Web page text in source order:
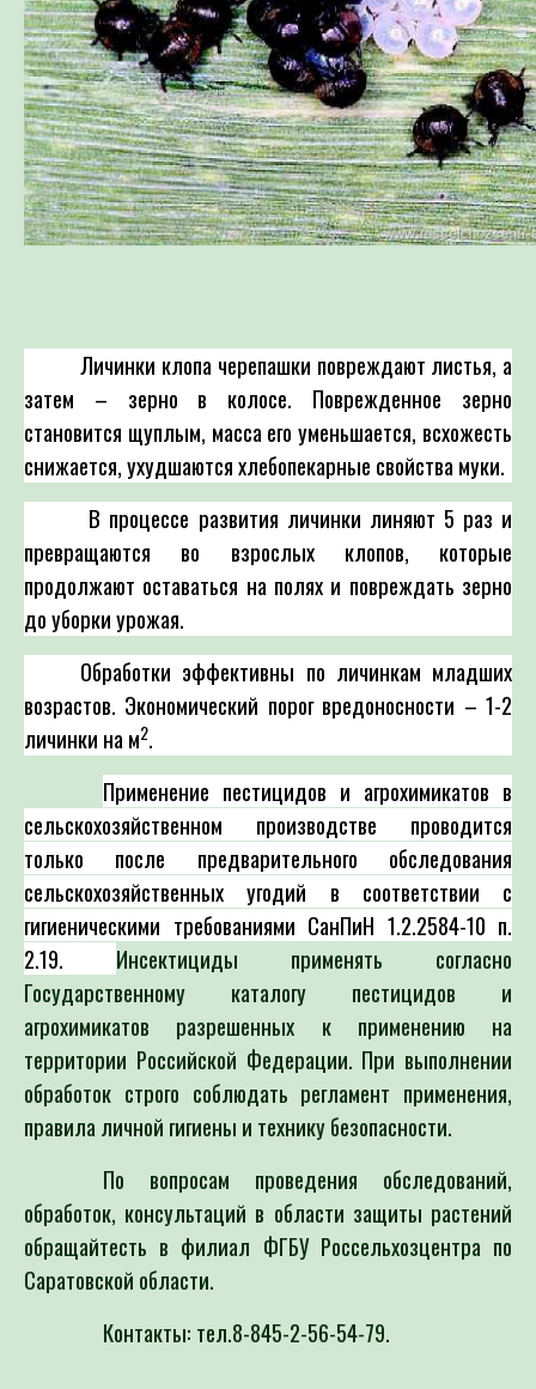
Личинки клопа черепашки повреждают листья, а
затем – зерно в колосе. Поврежденное зерно
становится щуплым, масса его уменьшается, всхожесть
снижается, ухудшаются хлебопекарные свойства муки.
В процессе развития личинки линяют 5 раз и
превращаются во взрослых клопов, которые
продолжают оставаться на полях и повреждать зерно
до уборки урожая.
Обработки эффективны по личинкам младших
возрастов. Экономический порог вредоносности – 1-2
личинки на м2
Применение пестицидов и агрохимикатов в
сельскохозяйственном производстве проводится
только после предварительного обследования
сельскохозяйственных угодий всоответствии с
гигиеническими требованиями СанПиН 1.2.2584-10 п.
2.19.Инсектициды применять согласно
Государственному каталогу пестицидов и
агрохимикатов разрешенных к применению на
территории Российской Федерации. При выполнении
обработок строго соблюдать регламент применения,
правила личной гигиены и технику безопасности.
По вопросам проведения обследований,
обработок, консультаций в области защиты растений
обращайтесть в филиал ФГБУ Россельхозцентра по
Саратовской области.
Контакты: тел.8-845-2-56-54-79.